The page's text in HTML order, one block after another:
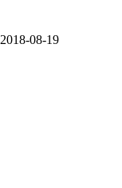
2018-08-19